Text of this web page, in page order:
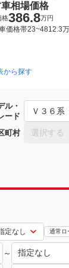
11月~2015年12月
相場価格
格386.8万円
価格帯23~4812.3
から探す
ル・
ード
Ｖ３６
町村 選択する
通常ロ
～